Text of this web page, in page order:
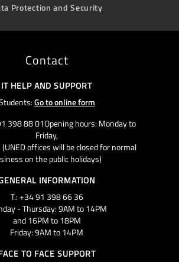
Protection and Security
Contact
IT HELP AND SUPPORT
Go to online form
398 88 01Opening hours: Monday to
Friday,
offices will be closed for normal
on the public holidays)
INFORMATION
T.: +34 91 398 66 36
- Thursday: 9AM to 14PM
and 16PM to 18PM
Friday: 9AM to 14PM
TO FACE SUPPORT